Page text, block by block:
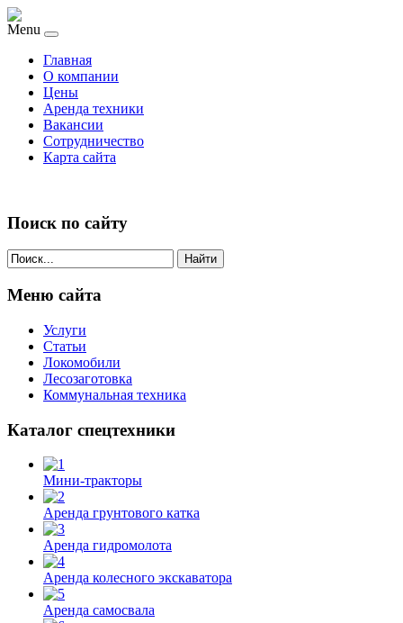
Menu
Главная
О компании
Цены
Аренда техники
Вакансии
Сотрудничество
Карта сайта
Поиск по сайту
Найти
Меню сайта
Услуги
Статьи
Локомобили
Лесозаготовка
Коммунальная техника
Каталог спецтехники
Мини-тракторы
Аренда грунтового катка
Аренда гидромолота
Аренда колесного экскаватора
Аренда самосвала